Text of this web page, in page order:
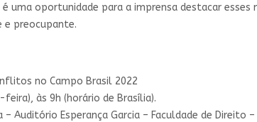
uma oportunidade para a imprensa destacar
e preocupante.
no Campo Brasil 2022
feira), às 9h (horário de Brasília).
– Auditório Esperança Garcia – Faculdade de Direito